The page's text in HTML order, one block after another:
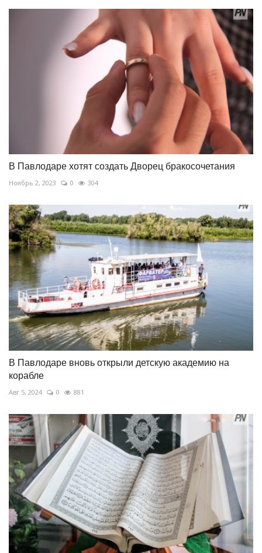
В Павлодаре хотят создать Дворец бракосочетания
Ноябрь 2, 2023 0 304
В Павлодаре вновь открыли детскую академию на
корабле
Авг 5, 2024 0 881